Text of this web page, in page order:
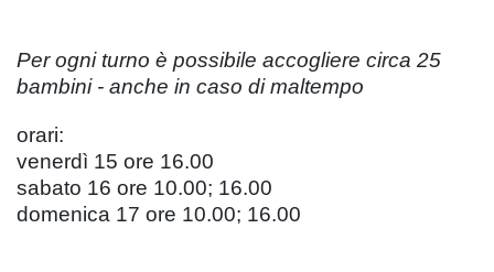
Per ogni turno è possibile accogliere circa 25
bambini - anche in caso di maltempo
orari:
venerdì 15 ore 16.00
sabato 16 ore 10.00; 16.00
domenica 17 ore 10.00; 16.00